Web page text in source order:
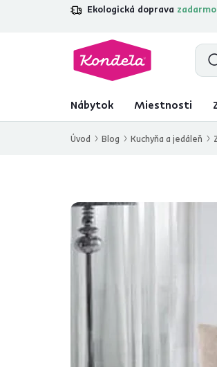
Ekologická doprava
4,7 31 285
Nábytok Miestnosti
Úvod Blog Kuchyňa a jedáleň